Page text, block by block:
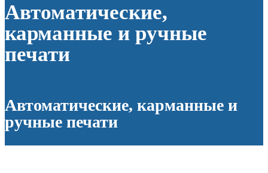
Автоматические,
карманные и ручные
печати
Автоматические, карманные и
ручные печати